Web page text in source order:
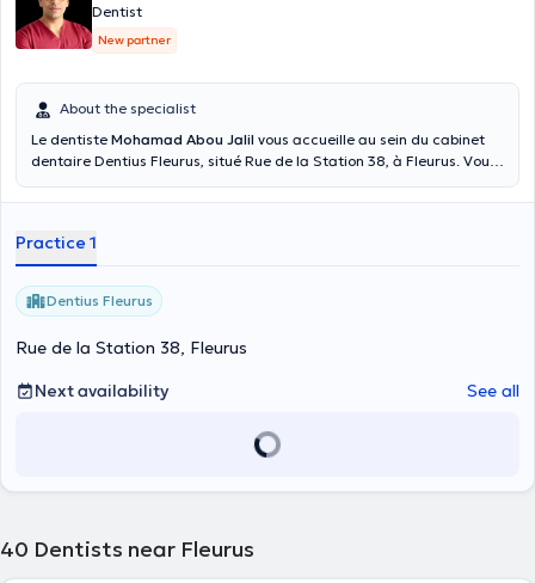
Dentist
New partner
About the specialist
Le dentiste Mohamad Abou Jalil vous accueille au sein du cabinet
dentaire Dentius Fleurus, situé Rue de la Station 38, à Fleurus. Vous
12h00. Monsieur Abou Jalil reçoit les adultes et les enfants en
dentaires et prothèses (amovibles et fixes).
Practice 1
Dentius Fleurus
Rue de la Station 38, Fleurus
Next availability
See all
40 Dentists near Fleurus